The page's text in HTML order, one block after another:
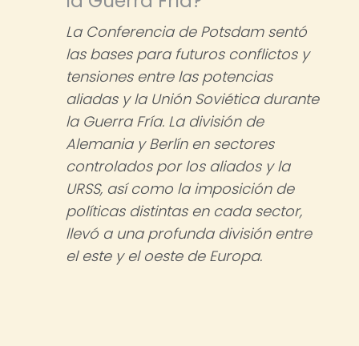
La Conferencia de Potsdam sentó
las bases para futuros conflictos y
tensiones entre las potencias
aliadas y la Unión Soviética durante
la Guerra Fría. La división de
Alemania y Berlín en sectores
controlados por los aliados y la
URSS, así como la imposición de
políticas distintas en cada sector,
llevó a una profunda división entre
el este y el oeste de Europa.